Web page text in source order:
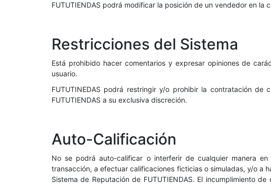
FUTUTIENDAS podrá modificar la posición de un vendedor en
Restricciones del Sistema
Está prohibido hacer comentarios y expresar opiniones de
usuario.
FUTUTINEDAS podrá restringir y/o prohibir la contratación
FUTUTIENDAS a su exclusiva discreción.
Auto-Calificación
No se podrá auto-calificar o interferir de cualquier manera
transacción, a efectuar calificaciones ficticias o simuladas, y/o a
Sistema de Reputación de FUTUTIENDAS. El incumplimiento